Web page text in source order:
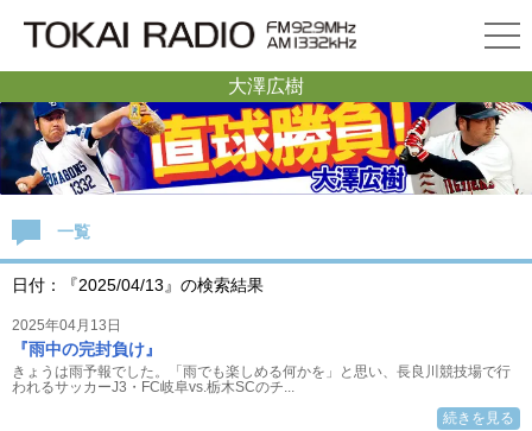
大澤広樹
一覧
日付：『2025/04/13』の検索結果
2025年04月13日
『雨中の完封負け』
きょうは雨予報でした。「雨でも楽しめる何かを」と思い、長良川競技場で行
われるサッカーJ3・FC岐阜vs.栃木SCのチ...
続きを見る